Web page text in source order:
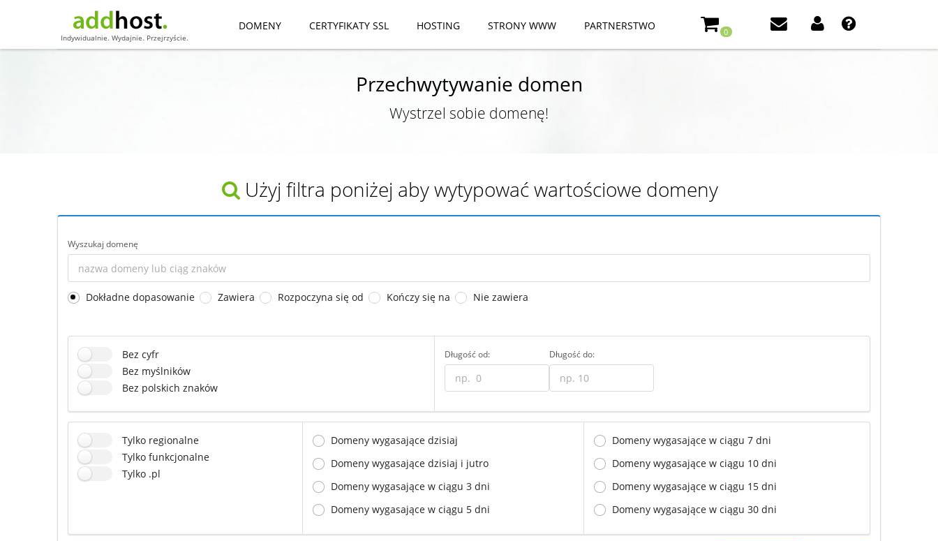
Indywidualnie. Wydajnie. Przejrzyście.
DOMENY CERTYFIKATY SSL HOSTING STRONY WWW PARTNERSTWO 0
Przechwytywanie domen
Wystrzel sobie domenę!
Użyj filtra poniżej aby wytypować wartościowe domeny
Wyszukaj domenę
Dokładne dopasowanie Zawiera Rozpoczyna się od Kończy się na Nie zawiera
Bez cyfr
Bez myślników
Bez polskich znaków
Długość od: Długość do:
Tylko regionalne
Tylko funkcjonalne
Tylko .pl
Domeny wygasające dzisiaj
Domeny wygasające dzisiaj i jutro
Domeny wygasające w ciągu 3 dni
Domeny wygasające w ciągu 5 dni
Domeny wygasające w ciągu 7 dni
Domeny wygasające w ciągu 10 dni
Domeny wygasające w ciągu 15 dni
Domeny wygasające w ciągu 30 dni